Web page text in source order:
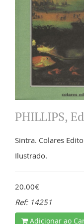
PHILLIPS,
Sintra. Colares
Ilustrado.
20.00€
Ref: 14251
Adicionar ao